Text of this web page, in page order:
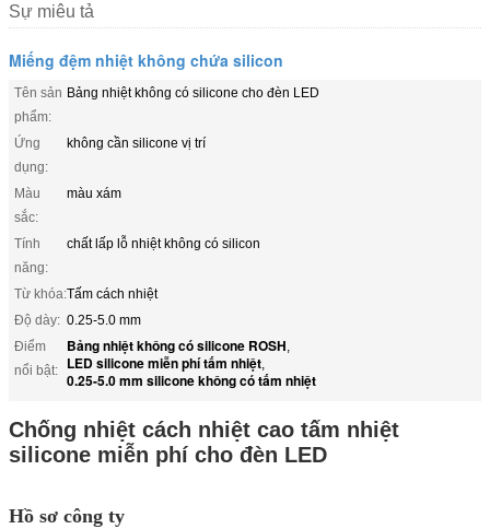
Sự miêu tả
Miếng đệm nhiệt không chứa silicon
Tên sản
phẩm:
Bảng nhiệt không có silicone cho đèn LED
Ứng
dụng:
không cần silicone vị trí
Màu
sắc:
màu xám
Tính
năng:
chất lấp lỗ nhiệt không có silicon
Từ khóa:Tấm cách nhiệt
Độ dày: 0.25-5.0 mm
Điểm
nổi bật:
Bảng nhiệt không có silicone ROSH,
LED silicone miễn phí tấm nhiệt,
0.25-5.0 mm silicone không có tấm nhiệt
Chống nhiệt cách nhiệt cao tấm nhiệt
silicone miễn phí cho đèn LED
Hồ sơ công ty